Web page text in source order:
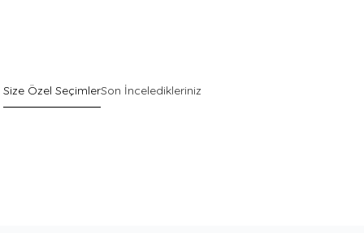
Size Özel SeçimlerSon İnceledikleriniz